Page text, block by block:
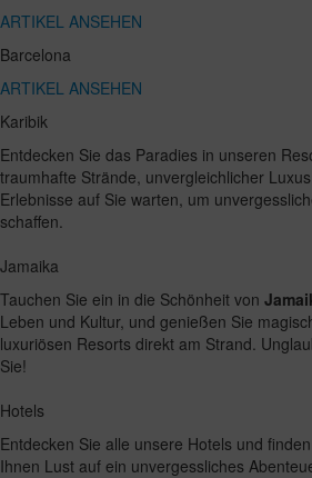
ARTIKEL ANSEHEN
Barcelona
ARTIKEL ANSEHEN
Karibik
Entdecken Sie das Paradies in unseren
traumhafte Strände, unvergleichlicher
Erlebnisse auf Sie warten, um
schaffen.
Jamaika
Tauchen Sie ein in die Schönheit von
Leben und Kultur, und genießen Sie
luxuriösen Resorts direkt am Strand.
Sie!
Hotels
Entdecken Sie alle unsere Hotels und
Ihnen Lust auf ein unvergessliches